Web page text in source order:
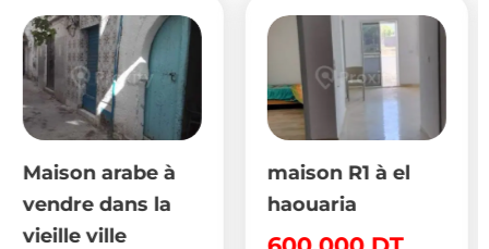
maison R1 à el
haouaria
🏡 Bonne
opportunité à
saisir ! À vendre –